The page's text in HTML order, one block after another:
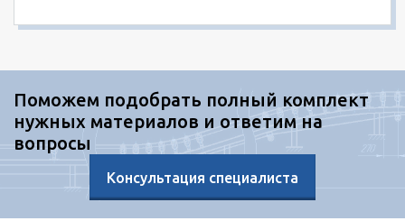
Поможем подобрать полный комплект
нужных материалов и ответим на
вопросы
Консультация специалиста